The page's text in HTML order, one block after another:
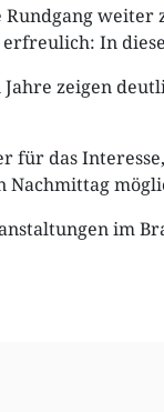
In
zeigen
für das
im